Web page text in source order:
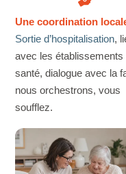
Une coordination
Sortie d’hospitalisation,
avec les établissements
santé, dialogue avec la
nous orchestrons, vous
soufflez.